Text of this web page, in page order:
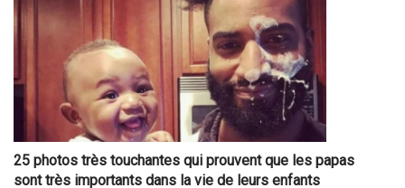
25 photos très touchantes qui prouvent que les papas
sont très importants dans la vie de leurs enfants